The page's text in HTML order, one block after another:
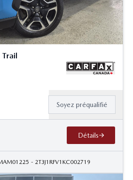
Soyez préqualifié
Détails
- 2T3J1RFV1KC002719